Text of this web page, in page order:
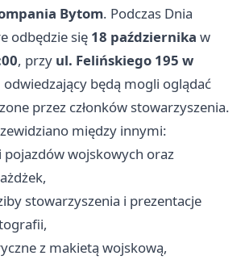
Bytom. Podczas Dnia
odbędzie się 18 października w
, przy ul. Felińskiego 195 w
odwiedzający będą mogli oglądać
przez członków stowarzyszenia.
między innymi:
pojazdów wojskowych oraz
stowarzyszenia i prezentacje
z makietą wojskową,